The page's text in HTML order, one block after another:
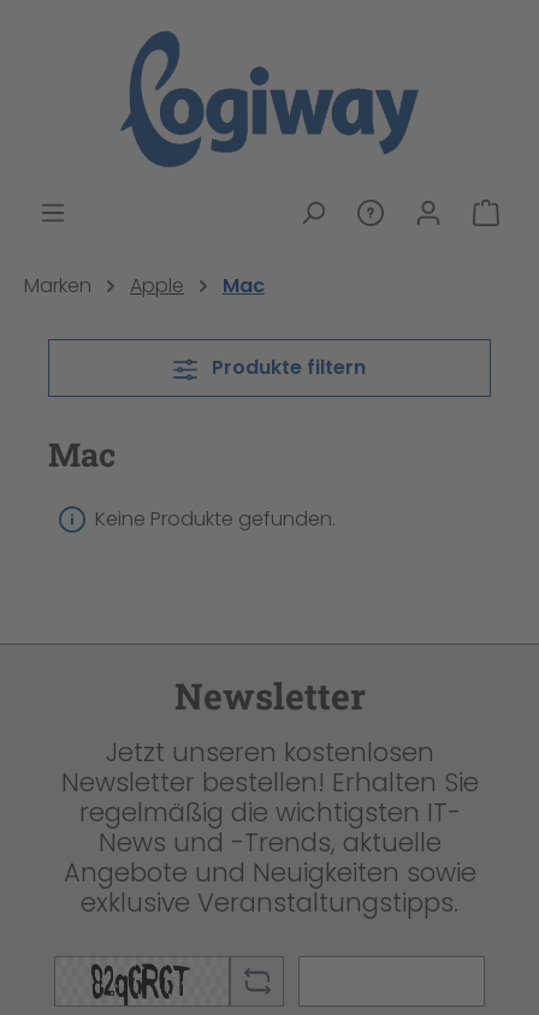
Marken Apple Mac
Produkte filtern
Mac
Keine Produkte gefunden.
Newsletter
Jetzt unseren kostenlosen
Newsletter bestellen! Erhalten Sie
regelmäßig die wichtigsten IT-
News und -Trends, aktuelle
Angebote und Neuigkeiten sowie
exklusive Veranstaltungstipps.